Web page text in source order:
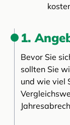
1.
Bevor Sie
sollten Sie
und wie viel